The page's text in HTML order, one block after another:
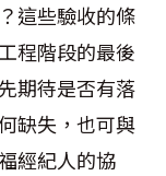
這些驗收的條
程階段的最後
期待是否有落
缺失，也可與
經紀人的協